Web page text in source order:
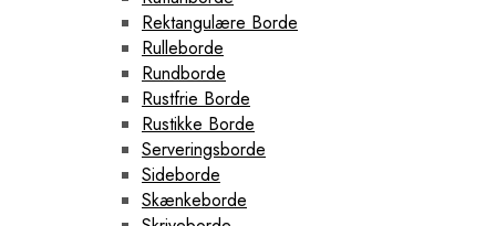
Rektangulære Borde
Rulleborde
Rundborde
Rustfrie Borde
Rustikke Borde
Serveringsborde
Sideborde
Skænkeborde